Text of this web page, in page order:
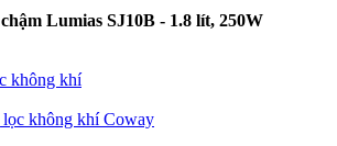
Lumias SJ10B - 1.8 lít, 250W
không khí